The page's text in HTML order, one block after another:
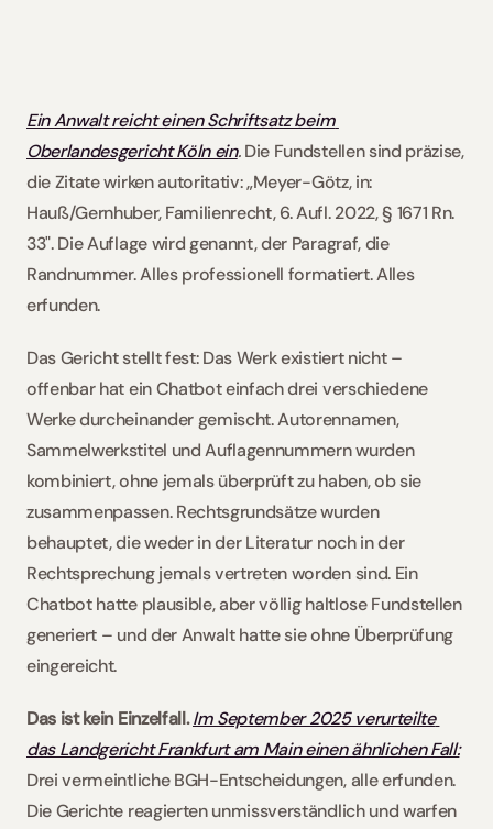
Ein Anwalt reicht einen Schriftsatz beim
Oberlandesgericht Köln ein. Die Fundstellen sind präzise,
die Zitate wirken autoritativ: „Meyer-Götz, in:
Hauß/Gernhuber, Familienrecht, 6. Aufl. 2022, § 1671 Rn.
33". Die Auflage wird genannt, der Paragraf, die
Randnummer. Alles professionell formatiert. Alles
erfunden.
Das Gericht stellt fest: Das Werk existiert nicht –
offenbar hat ein Chatbot einfach drei verschiedene
Werke durcheinander gemischt. Autorennamen,
Sammelwerkstitel und Auflagennummern wurden
kombiniert, ohne jemals überprüft zu haben, ob sie
zusammenpassen. Rechtsgrundsätze wurden
behauptet, die weder in der Literatur noch in der
Rechtsprechung jemals vertreten worden sind. Ein
Chatbot hatte plausible, aber völlig haltlose Fundstellen
generiert – und der Anwalt hatte sie ohne Überprüfung
eingereicht.
Das ist kein Einzelfall. Im September 2025 verurteilte
das Landgericht Frankfurt am Main einen ähnlichen Fall:
Drei vermeintliche BGH-Entscheidungen, alle erfunden.
Die Gerichte reagierten unmissverständlich und warfen
Schweden / Blendow-Noxtua